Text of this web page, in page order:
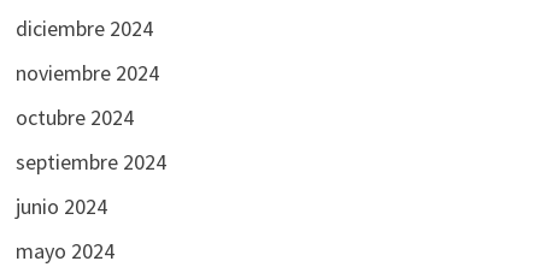
diciembre 2024
noviembre 2024
octubre 2024
septiembre 2024
junio 2024
mayo 2024